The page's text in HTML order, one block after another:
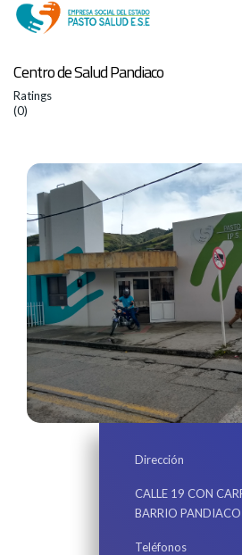
Centro de Salud Pandiaco
Ratings
(0)
Dirección
CALLE 19 CON
BARRIO PANDIACO
Teléfonos